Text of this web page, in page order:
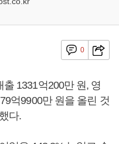
0
1331억200만 원, 영
억9900만 원을 올린 것
다.